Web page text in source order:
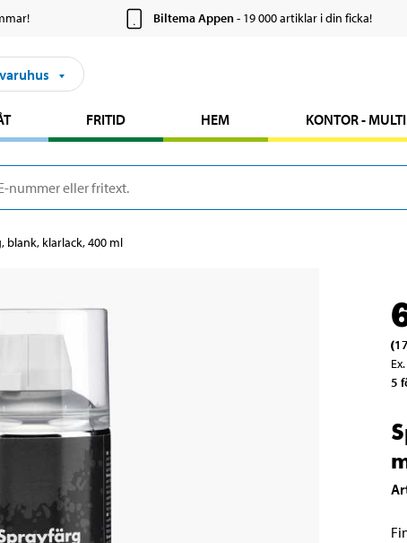
Biltema Appen- 19 000 artiklar i din ficka!
FRITID HEM KONTOR -
blank, klarlack, 400 ml
(
5